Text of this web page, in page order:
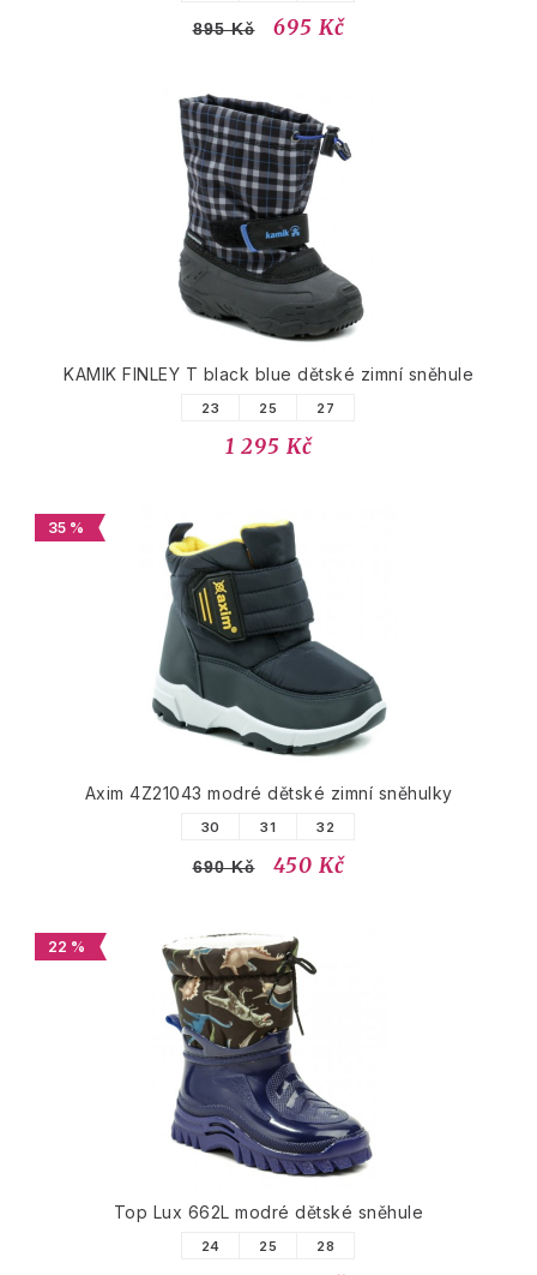
895 Kč 695 Kč
KAMIK FINLEY T black blue dětské zimní sněhule
23 25 27
1 295 Kč
35 %
Axim 4Z21043 modré dětské zimní sněhulky
30 31 32
690 Kč 450 Kč
22 %
Top Lux 662L modré dětské sněhule
24 25 28